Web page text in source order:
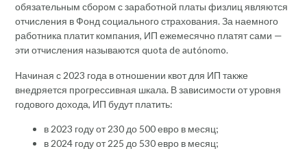
обязательным сбором с заработной платы физлиц являются
отчисления в Фонд социального страхования. За наемного
работника платит компания, ИП ежемесячно платят сами —
эти отчисления называются quota de autónomo.
Начиная с 2023 года в отношении квот для ИП также
внедряется прогрессивная шкала. В зависимости от уровня
годового дохода, ИП будут платить:
в 2023 году от 230 до 500 евро в месяц;
в 2024 году от 225 до 530 евро в месяц;